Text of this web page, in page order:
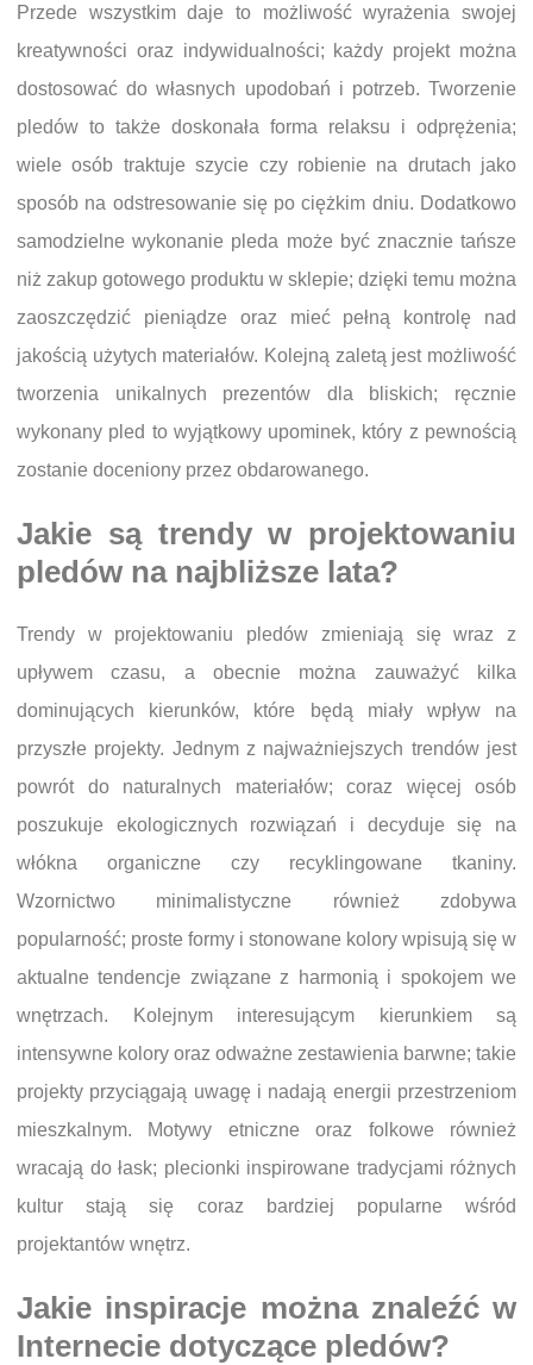
Przede wszystkim daje to możliwość wyrażenia swojej
kreatywności oraz indywidualności; każdy projekt można
dostosować do własnych upodobań i potrzeb. Tworzenie
pledów to także doskonała forma relaksu i odprężenia;
wiele osób traktuje szycie czy robienie na drutach jako
sposób na odstresowanie się po ciężkim dniu. Dodatkowo
samodzielne wykonanie pleda może być znacznie tańsze
niż zakup gotowego produktu w sklepie; dzięki temu można
zaoszczędzić pieniądze oraz mieć pełną kontrolę nad
jakością użytych materiałów. Kolejną zaletą jest możliwość
tworzenia unikalnych prezentów dla bliskich; ręcznie
wykonany pled to wyjątkowy upominek, który z pewnością
zostanie doceniony przez obdarowanego.
Jakie są trendy w projektowaniu
pledów na najbliższe lata?
Trendy w projektowaniu pledów zmieniają się wraz z
upływem czasu, a obecnie można zauważyć kilka
dominujących kierunków, które będą miały wpływ na
przyszłe projekty. Jednym z najważniejszych trendów jest
powrót do naturalnych materiałów; coraz więcej osób
poszukuje ekologicznych rozwiązań i decyduje się na
włókna organiczne czy recyklingowane tkaniny.
Wzornictwo minimalistyczne również zdobywa
popularność; proste formy i stonowane kolory wpisują się w
aktualne tendencje związane z harmonią i spokojem we
wnętrzach. Kolejnym interesującym kierunkiem są
intensywne kolory oraz odważne zestawienia barwne; takie
projekty przyciągają uwagę i nadają energii przestrzeniom
mieszkalnym. Motywy etniczne oraz folkowe również
wracają do łask; plecionki inspirowane tradycjami różnych
kultur stają się coraz bardziej popularne wśród
projektantów wnętrz.
Jakie inspiracje można znaleźć w
Internecie dotyczące pledów?